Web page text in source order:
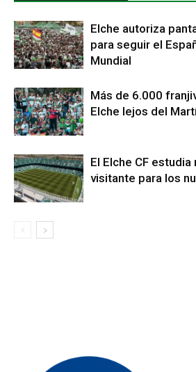
Elche autoriza
para seguir el
Mundial
Más de 6.000
Elche lejos del
El Elche CF
visitante para los